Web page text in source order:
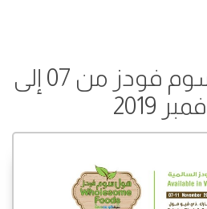
عروض هول سوم فودز من 07 إلى